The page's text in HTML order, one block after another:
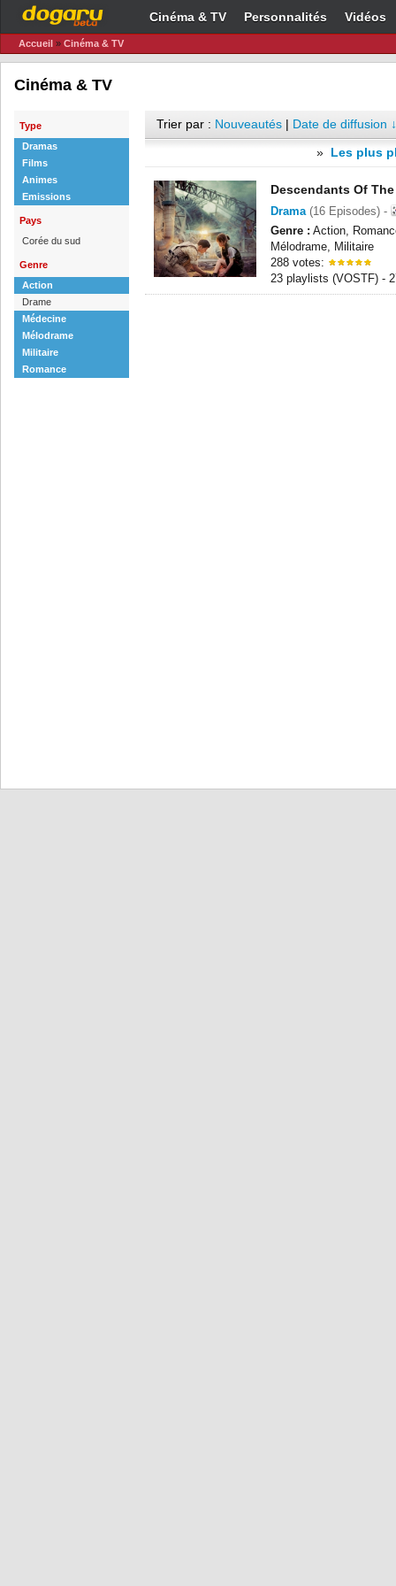
Cinéma & TV Personnalités Vidéos
Accueil » Cinéma & TV
Cinéma & TV
Type
Dramas
Films
Animes
Emissions
Pays
Corée du sud
Genre
Action
Drame
Médecine
Mélodrame
Militaire
Romance
Trier par : Nouveautés | Date de diffusion ↓
» Les plus
Descendants Of
Drama(16 Episodes) -
Genre : Action,
Mélodrame, Militaire
288 votes:
23 playlists (VOSTF) -